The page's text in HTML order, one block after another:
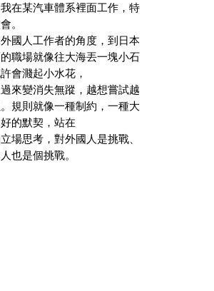
在某汽車體系裡面工作，特
。
國人工作者的角度，到日本
職場就像往大海丟一塊小石
會濺起小水花，
來變消失無蹤，越想嘗試越
規則就像一種制約，一種大
的默契，站在
場思考，對外國人是挑戰、
也是個挑戰。